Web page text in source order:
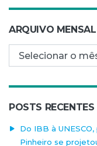
ARQUIVO MENSAL
Arquivo mensal
POSTS RECENTES
Do IBB à
Pinheiro se